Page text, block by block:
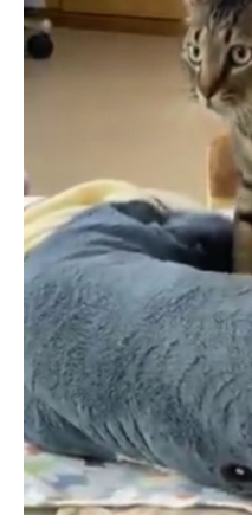
企業向けIT製品の総合サイト
IT製品の技術・比較・事例
製造業のIT導入・活用を支援
モノづくり技術者専門サイト
エレクトロニクス専門サイト
電子設計の基本と応用
エネルギーの専門メディア
建設×テクノロジーの最前線
ちょっと気になるネットの話題